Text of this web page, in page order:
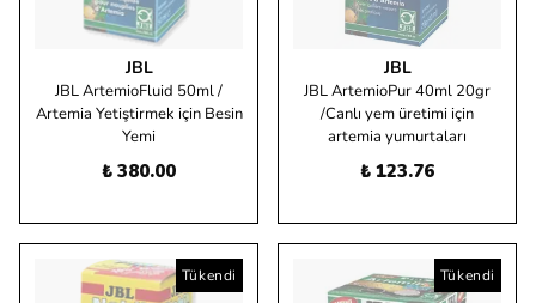
JBL
JBL ArtemioFluid 50ml /
Artemia Yetiştirmek için Besin
Yemi
₺ 380.00
JBL
JBL ArtemioPur 40ml 20gr
/Canlı yem üretimi için
artemia yumurtaları
₺ 123.76
Tükendi Tükendi